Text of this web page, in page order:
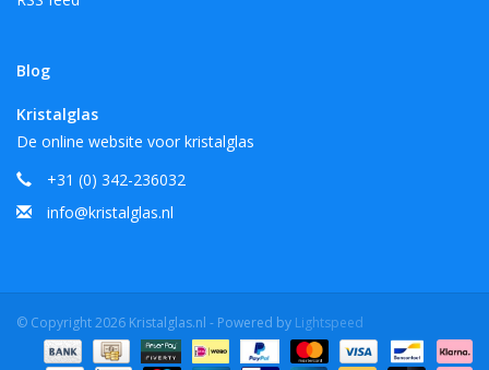
Blog
Kristalglas
De online website voor kristalglas
+31 (0) 342-236032
info@kristalglas.nl
© Copyright 2026 Kristalglas.nl - Powered by Lightspeed